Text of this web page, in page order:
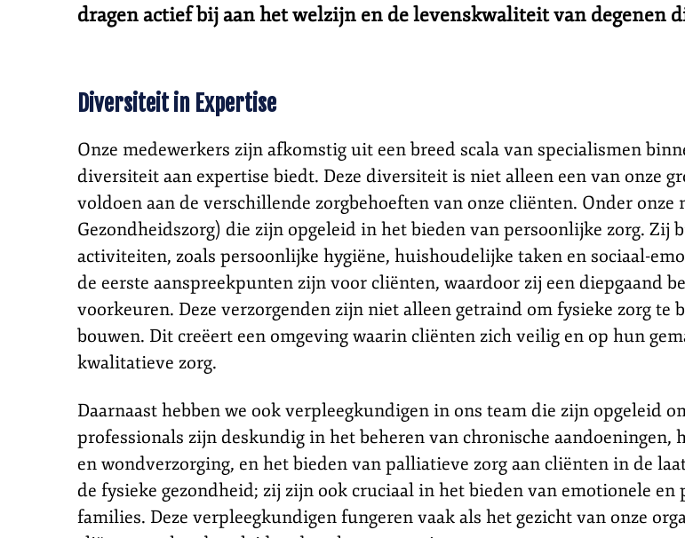
dragen actief bij aan het welzijn en de levenskwaliteit van degenen
Diversiteit in Expertise
Onze medewerkers zijn afkomstig uit een breed scala van specialismen
diversiteit aan expertise biedt. Deze diversiteit is niet alleen een van onze
voldoen aan de verschillende zorgbehoeften van onze cliënten. Onder
Gezondheidszorg) die zijn opgeleid in het bieden van persoonlijke zorg. Zij
activiteiten, zoals persoonlijke hygiëne, huishoudelijke taken en sociaal-
de eerste aanspreekpunten zijn voor cliënten, waardoor zij een diepgaand
voorkeuren. Deze verzorgenden zijn niet alleen getraind om fysieke zorg te
bouwen. Dit creëert een omgeving waarin cliënten zich veilig en op hun
kwalitatieve zorg.
Daarnaast hebben we ook verpleegkundigen in ons team die zijn opgeleid
professionals zijn deskundig in het beheren van chronische
en wondverzorging, en het bieden van palliatieve zorg aan cliënten in de
de fysieke gezondheid; zij zijn ook cruciaal in het bieden van emotionele
families. Deze verpleegkundigen fungeren vaak als het gezicht van onze